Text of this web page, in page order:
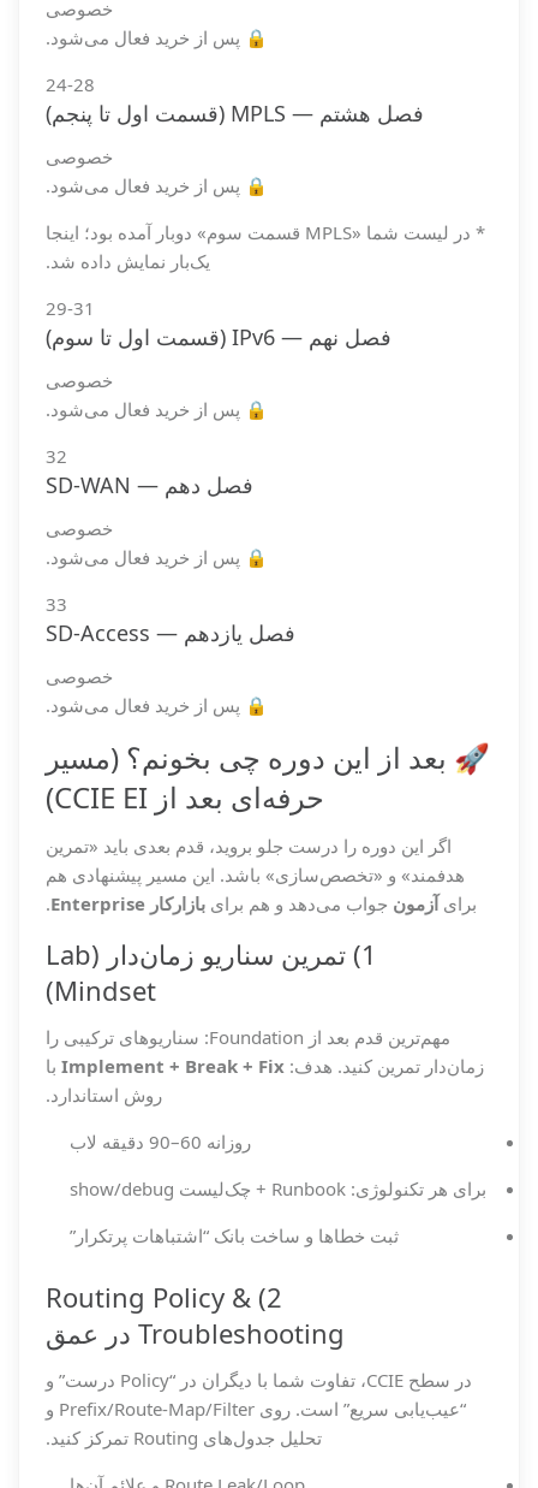
خصوصی
🔒 پس از خرید فعال می‌شود.
24-28
فصل هشتم — MPLS (قسمت اول تا پنجم)
خصوصی
🔒 پس از خرید فعال می‌شود.
* در لیست شما «MPLS قسمت سوم» دوبار آمده بود؛ اینجا
یک‌بار نمایش داده شد.
29-31
فصل نهم — IPv6 (قسمت اول تا سوم)
خصوصی
🔒 پس از خرید فعال می‌شود.
32
فصل دهم — SD-WAN
خصوصی
🔒 پس از خرید فعال می‌شود.
33
فصل یازدهم — SD-Access
خصوصی
🔒 پس از خرید فعال می‌شود.
🚀 بعد از این دوره چی بخونم؟ (مسیر
حرفه‌ای بعد از CCIE EI)
اگر این دوره را درست جلو بروید، قدم بعدی باید «تمرین
هدفمند» و «تخصص‌سازی» باشد. این مسیر پیشنهادی هم
برایآزمون جواب می‌دهد و هم برایبازارکار Enterprise .
1) تمرین سناریو زمان‌دار (Lab
Mindset)
مهم‌ترین قدم بعد از Foundation: سناریوهای ترکیبی را
زمان‌دار تمرین کنید. هدف:Implement + Break + Fix با
روش استاندارد.
روزانه 60–90 دقیقه لاب
برای هر تکنولوژی: Runbook + چک‌لیست show/debug
ثبت خطاها و ساخت بانک “اشتباهات پرتکرار”
2) Routing Policy &
Troubleshooting در عمق
در سطح CCIE، تفاوت شما با دیگران در “Policy درست” و
“عیب‌یابی سریع” است. روی Prefix/Route-Map/Filter و
تحلیل جدول‌های Routing تمرکز کنید.